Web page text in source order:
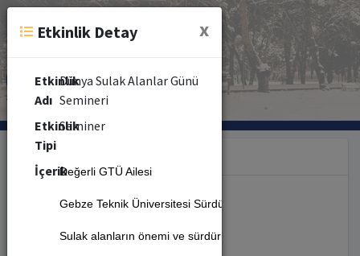
Kategori
Etkinlik Detay x
Etkinlik
Adı
Dünya Sulak Alanlar Günü
Semineri
Etkinlik
Tipi
Seminer
İçerikDeğerli GTÜ Ailesi
Gebze Teknik Üniversitesi Sürdürülebilirlik Ofisi
Sulak alanların önemi ve sürdürülebilirliği üzerine